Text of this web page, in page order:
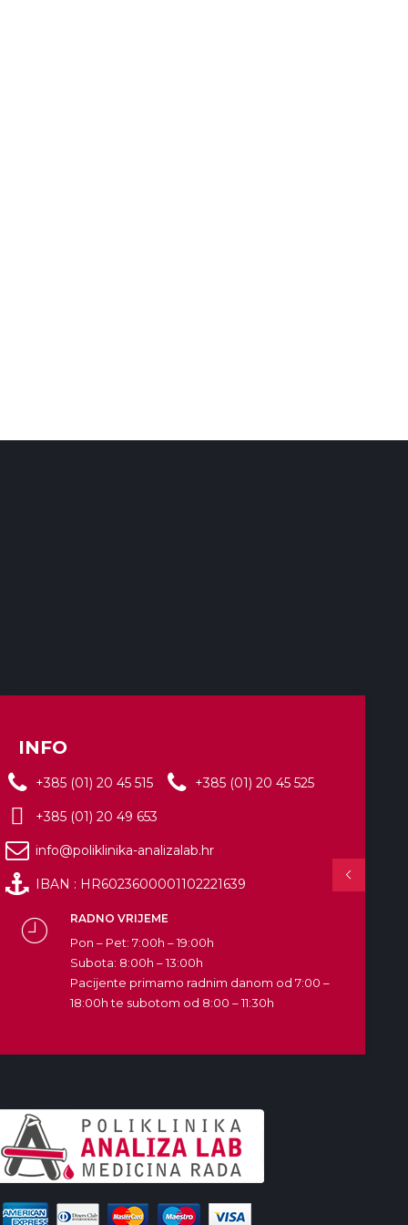
INFO
+385 (01) 20 45 515 +385 (01) 20 45 525
+385 (01) 20 49 653
info@poliklinika-analizalab.hr
IBAN : HR6023600001102221639
RADNO VRIJEME
Pon – Pet: 7:00h – 19:00h
Subota: 8:00h – 13:00h
Pacijente primamo radnim danom od 7:00 –
18:00h te subotom od 8:00 – 11:30h